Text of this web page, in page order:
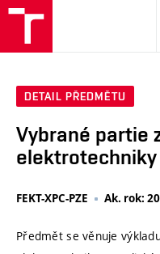
DETAIL PŘEDMĚTU
Vybrané partie
FEKT-XPC-PZE Ak. rok:
Předmět se věnuje